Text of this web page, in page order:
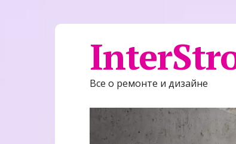
Все о ремонте и дизайне